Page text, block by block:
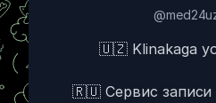
🇺🇿 Klinakaga
🇷🇺 Сервис записи